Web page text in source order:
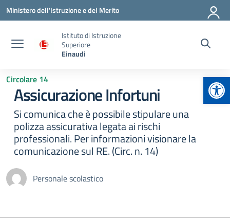
Vai ai contenuti
Vai al menu di navigazione
Vai al footer
Ministero dell'Istruzione e del Merito
Istituto di Istruzione
Superiore
Einaudi
Circolare 14
Assicurazione Infortuni
Si comunica che è possibile stipulare una
polizza assicurativa legata ai rischi
professionali. Per informazioni visionare la
comunicazione sul RE. (Circ. n. 14)
Personale scolastico